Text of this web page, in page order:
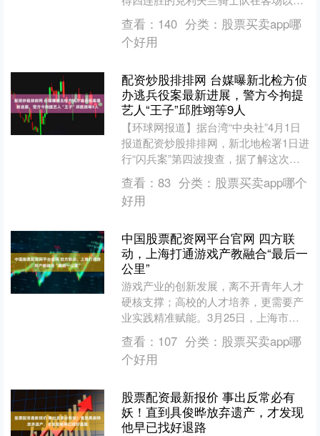
102-124惨败亚特兰大老鹰队，结束了连
胜。骑士队整场....
查看： 140 分类： 股票买卖app哪
个好用
配资炒股排排网 台媒曝新北检方侦
办逃兵役案最新进展，警方今拘提
艺人“王子”邱胜翊等9人
【环球网报道】据台湾“中央社”4月1日
报道配资炒股排排网，新北地检署1日进
行“闪兵案”第四波搜查，据了解这次共
拘提9人，其中包括艺人“王子”邱胜翊，
警方一早前往....
查看： 83 分类： 股票买卖app哪个
好用
中国股票配资网平台官网 四方联
动，上海打通游戏产教融合“最后一
公里”
游戏产业的创新发展，离不开青年人才
硬核支撑；高校的人才培养，更需要产
业实践精准赋能。3月25日，上海市网
络游戏行业协会与华东师范大学携手举
办的游戏类企业专场招聘....
查看： 107 分类： 股票买卖app哪
个好用
股票配资最新报价 事出反常必有
妖！直到具俊晔放弃遗产，才发现
他早已找好退路